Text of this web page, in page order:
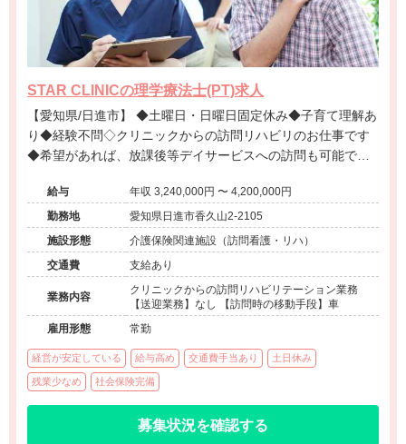
STAR CLINICの理学療法士(PT)求人
【愛知県/日進市】 ◆土曜日・日曜日固定休み◆子育て理解あ
り◆経験不問◇クリニックからの訪問リハビリのお仕事です
◆希望があれば、放課後等デイサービスへの訪問も可能です
め、これまでの経験を活かしたリハビリテーションが可能で
す◆名古屋市内もご自宅に近い先での訪問も可能です◆離職
率低い◆時期先の方でも応募可能です
給与
年収 3,240,000円 〜 4,200,000円
勤務地
愛知県日進市香久山2-2105
施設形態
介護保険関連施設（訪問看護・リハ）
交通費
支給あり
業務内容
クリニックからの訪問リハビリテーション業務
【送迎業務】なし 【訪問時の移動手段】車
雇用形態
常勤
経営が安定している 給与高め 交通費手当あり 土日休み
残業少なめ 社会保険完備
募集状況を確認する